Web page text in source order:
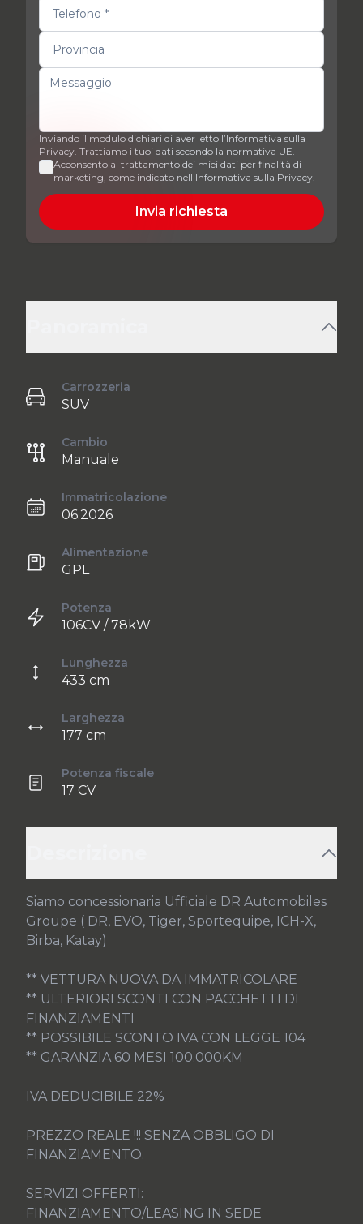
Inviando il modulo dichiari di aver letto l’Informativa sulla
Privacy. Trattiamo i tuoi dati secondo la normativa UE.
Acconsento al trattamento dei miei dati per finalità di
marketing, come indicato nell'Informativa sulla Privacy.
Invia richiesta
Carrozzeria
SUV
Cambio
Manuale
Immatricolazione
06.2026
Alimentazione
GPL
Potenza
106CV / 78kW
Lunghezza
433 cm
Larghezza
177 cm
Potenza fiscale
17 CV
Siamo concessionaria Ufficiale DR Automobiles
Groupe ( DR, EVO, Tiger, Sportequipe, ICH-X,
Birba, Katay)
** VETTURA NUOVA DA IMMATRICOLARE
** ULTERIORI SCONTI CON PACCHETTI DI
FINANZIAMENTI
** POSSIBILE SCONTO IVA CON LEGGE 104
** GARANZIA 60 MESI 100.000KM
IVA DEDUCIBILE 22%
PREZZO REALE !!! SENZA OBBLIGO DI
FINANZIAMENTO.
SERVIZI OFFERTI:
FINANZIAMENTO/LEASING IN SEDE